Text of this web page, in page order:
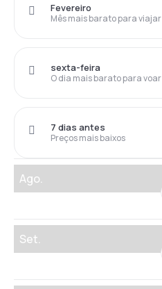
Mês mais barato para viajar
Fevereiro
O dia mais barato para voar
sexta-feira
Preços mais baixos
7 dias antes
Ago.
Set.